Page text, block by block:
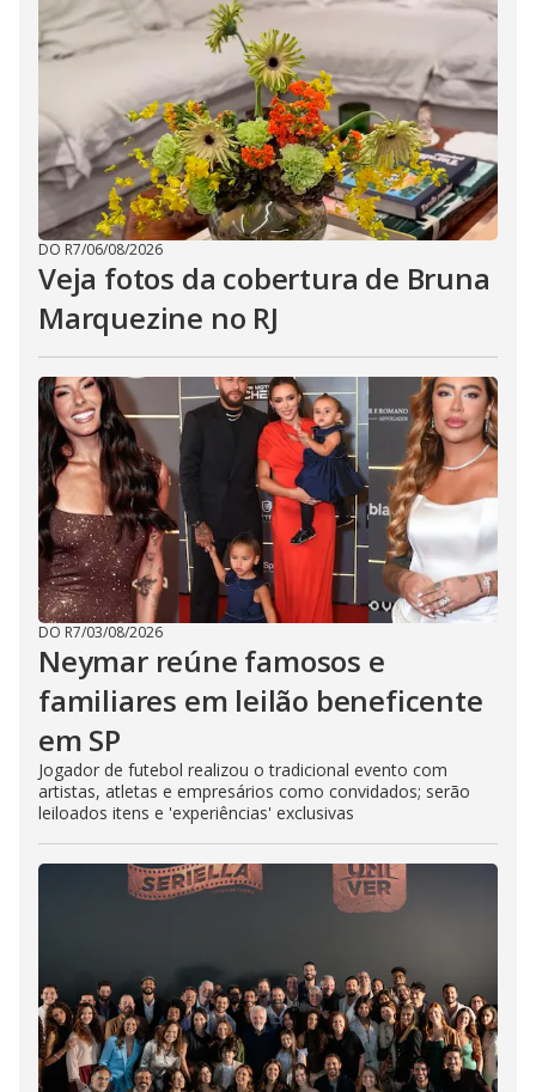
DO R7/06/08/2026
Veja fotos da cobertura de Bruna
Marquezine no RJ
DO R7/03/08/2026
Neymar reúne famosos e
familiares em leilão beneficente
em SP
Jogador de futebol realizou o tradicional evento com
artistas, atletas e empresários como convidados; serão
leiloados itens e 'experiências' exclusivas